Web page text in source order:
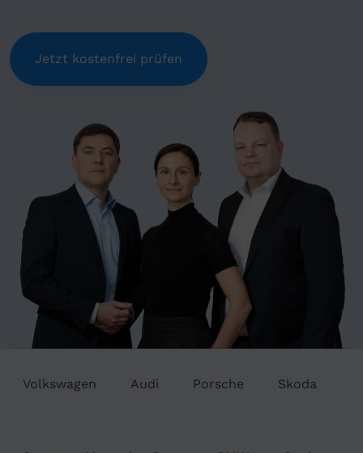
Jetzt kostenfrei prüfen
Volkswagen Audi Porsche Skoda